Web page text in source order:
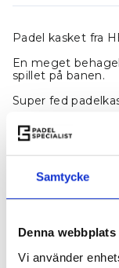
Samtycke
Denna
Vi använder
Padel kasket fra
En meget
spillet på banen.
Super fed
På lager